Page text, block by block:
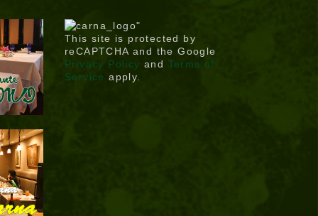
This site is protected by
reCAPTCHA and the Google
Privacy Policy and Terms of
Service apply.